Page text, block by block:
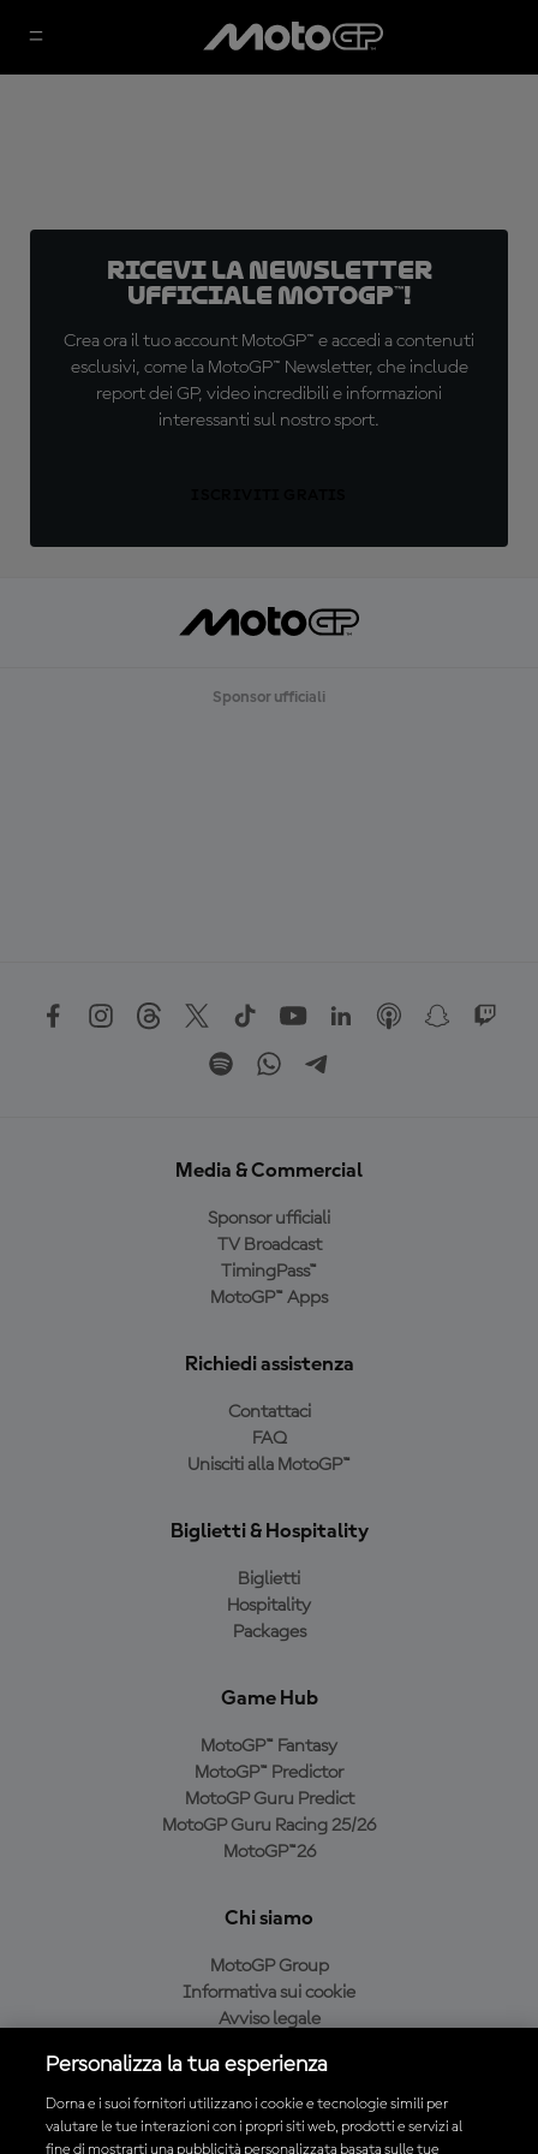
Ricevi la newsletter
ufficiale MotoGP™!
Crea ora il tuo account MotoGP™ e accedi a contenuti
esclusivi, come la MotoGP™ Newsletter, che include
report dei GP, video incredibili e informazioni
interessanti sul nostro sport.
Sponsor ufficiali
Media & Commercial
Sponsor ufficiali
TV Broadcast
TimingPass™
MotoGP™ Apps
Richiedi assistenza
Contattaci
FAQ
Unisciti alla MotoGP™
Biglietti & Hospitality
Biglietti
Hospitality
Packages
Game Hub
MotoGP™ Fantasy
MotoGP™ Predictor
MotoGP Guru Predict
MotoGP Guru Racing 25/26
MotoGP™26
Chi siamo
MotoGP Group
Informativa sui cookie
Avviso legale
Condizioni di acquisto
Personalizza la tua esperienza
Dorna e i suoi fornitori utilizzano i cookie e tecnologie simili per
valutare le tue interazioni con i propri siti web, prodotti e servizi al
fine di mostrarti una pubblicità personalizzata basata sulle tue